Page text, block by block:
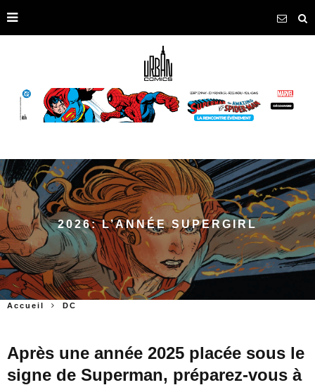
2026: L’ANNÉE SUPERGIRL
Accueil DC
Après une année 2025 placée sous le
signe de Superman, préparez-vous à